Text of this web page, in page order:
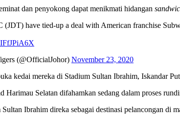
dan penyokong dapat menikmati hidangan
(JDT) have tied-up a deal with American franchise
(@OfficialJohor) November 23, 2020
kedai mereka di Stadium Sultan Ibrahim, Iskandar
Harimau Selatan difahamkan sedang dalam proses
Ibrahim direka sebagai destinasi pelancongan di